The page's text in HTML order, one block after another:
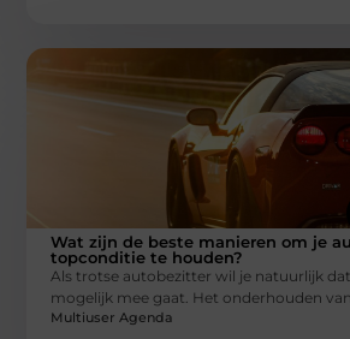
Wat zijn de beste manieren om je
topconditie te houden?
Als trotse autobezitter wil je natuurlijk
mogelijk mee gaat. Het onderhouden
Multiuser Agenda